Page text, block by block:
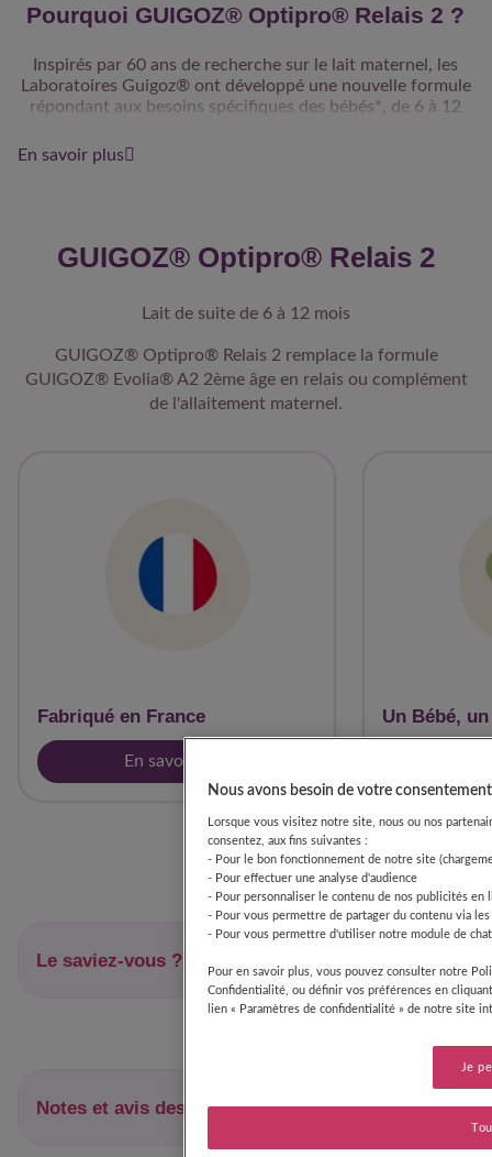
Pourquoi GUIGOZ® Optipro® Relais 2 ?
Inspirés par 60 ans de recherche sur le lait maternel, les
Laboratoires Guigoz® ont développé une nouvelle formule
répondant aux besoins spécifiques des bébés*, de 6 à 12
*Conformément à la réglementation sur les laits de suite
En savoir plus
GUIGOZ® Optipro® Relais 2
Lait de suite de 6 à 12 mois
GUIGOZ® Optipro® Relais 2 remplace la formule
GUIGOZ® Evolia® A2 2ème âge en relais ou complément
de l'allaitement maternel.
Fabriqué en France
En savoir plus
Un Bébé,
Le saviez-vous ?
Notes et avis des parents
Nous avons besoin de votre
Lorsque vous visitez notre site, nous ou nos
consentez, aux fins suivantes :
- Pour le bon fonctionnement de notre site
- Pour effectuer une analyse d'audience
- Pour personnaliser le contenu de nos publicités
- Pour vous permettre de partager du contenu via les
- Pour vous permettre d'utiliser notre module de
Pour en savoir plus, vous pouvez consulter notre
Confidentialité, ou définir vos préférences en
lien « Paramètres de confidentialité » de notre site
Je